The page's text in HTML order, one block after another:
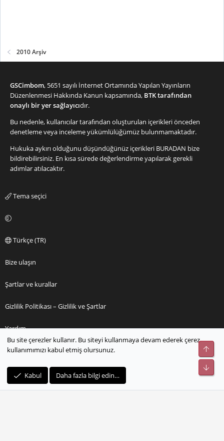
2010 Arşiv
GSCimbom, 5651 sayılı İnternet Ortamında Yapılan Yayınların
Düzenlenmesi Hakkında Kanun kapsamında, BTK tarafından
onaylı bir yer sağlayıcıdır.
Bu nedenle, kullanıcılar tarafından oluşturulan içerikleri önceden
denetleme veya inceleme yükümlülüğümüz bulunmamaktadır.
Hukuka aykırı olduğunu düşündüğünüz içerikleri BURADAN bize
bildirebilirsiniz. En kısa sürede değerlendirme yapılarak gerekli
adımlar atılacaktır.
Tema seçici
Türkçe (TR)
Bize ulaşın
Şartlar ve kurallar
Gizlilik Politikası – Gizlilik ve Şartlar
Yardım
Ana sayfa
S
S
Bu site çerezler kullanır. Bu siteyi kullanmaya devam ederek çerez
kullanımımızı kabul etmiş olursunuz.
Kabul Daha fazla bilgi edin…